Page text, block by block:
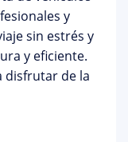
y
sin estrés y
y eficiente.
disfrutar de la